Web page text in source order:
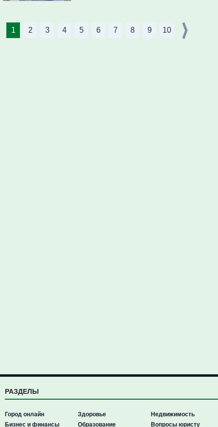
1 2 3 4 5 6 7 8 9 10
РАЗДЕЛЫ
Город онлайн
Бизнес и финансы
Здоровье
Образование
Недвижимость
Вопросы юристу